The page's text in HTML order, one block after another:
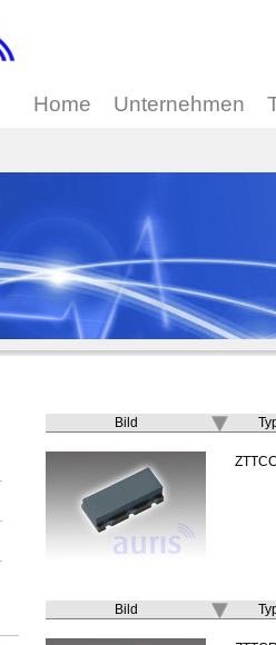
Home Unternehmen
Bild
Bild